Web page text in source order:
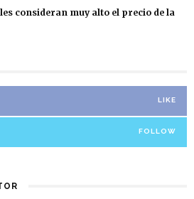
consideran muy alto el precio de la
LIKE
FOLLOW